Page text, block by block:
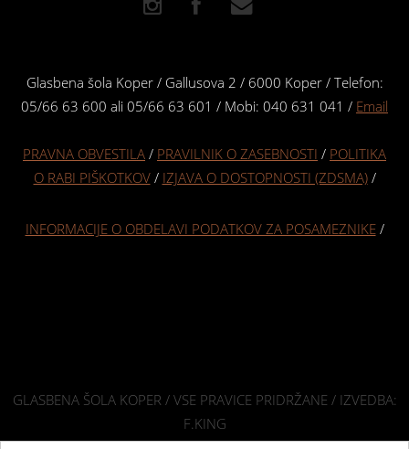
Glasbena šola Koper / Gallusova 2 / 6000 Koper / Telefon:
05/66 63 600 ali 05/66 63 601 / Mobi: 040 631 041 / Email
PRAVNA OBVESTILA / PRAVILNIK O ZASEBNOSTI / POLITIKA
O RABI PIŠKOTKOV/ IZJAVA O DOSTOPNOSTI (ZDSMA)/
INFORMACIJE O OBDELAVI PODATKOV ZA POSAMEZNIKE/
GLASBENA ŠOLA KOPER / VSE PRAVICE PRIDRŽANE / IZVEDBA:
F.KING